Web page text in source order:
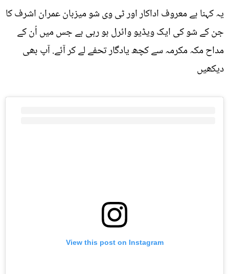
یہ کہنا ہے معروف اداکار اور ٹی وی شو میزبان عمران اشرف کا
جن کے شو کی ایک ویڈیو وائرل ہو رہی ہے جس میں اُن کے
مداح مکہ مکرمہ سے کچھ یادگار تحفے لے کر آئے. آپ بھی
دیکھیں
View this post on Instagram